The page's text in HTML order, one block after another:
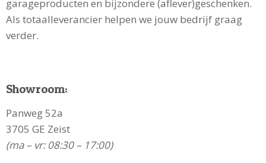
garageproducten en bijzondere (aflever)geschenken.
Als totaalleverancier helpen we jouw bedrijf graag
verder.
Showroom:
Panweg 52a
3705 GE Zeist
(ma – vr: 08:30 – 17:00)